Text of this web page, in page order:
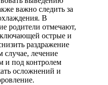
важно следить за
В
родители отмечают,
острые и
раздражение
лечение
и под контролем
осложнений и